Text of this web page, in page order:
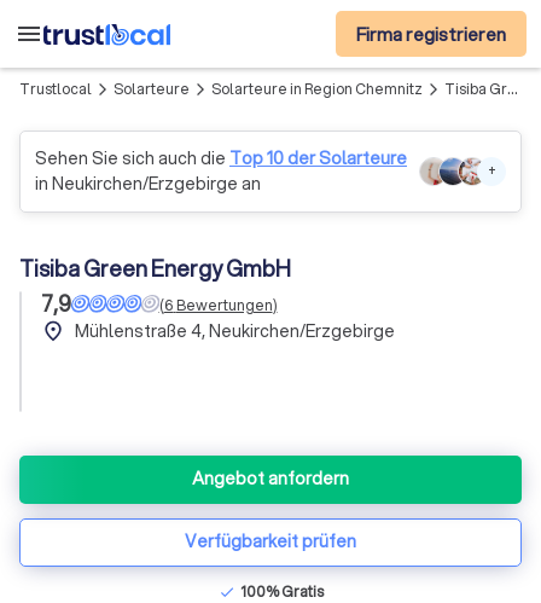
menu Firma registrieren
Trustlocal arrow_forward_ios Solarteure arrow_forward_ios Solarteure in Region Chemnitz arrow_forward_ios Tisiba Green Energy GmbH
Sehen Sie sich auch die Top 10 der Solarteure
in Neukirchen/Erzgebirge an
+
Tisiba Green Energy GmbH
7,9
(6Bewertungen)
place Mühlenstraße 4, Neukirchen/Erzgebirge
Angebot anfordern
Verfügbarkeit prüfen
check 100% Gratis